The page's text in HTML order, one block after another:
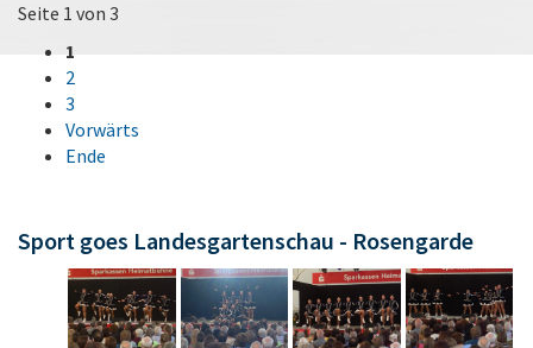
Seite 1 von 3
1
2
3
Vorwärts
Ende
Sport goes Landesgartenschau - Rosengarde